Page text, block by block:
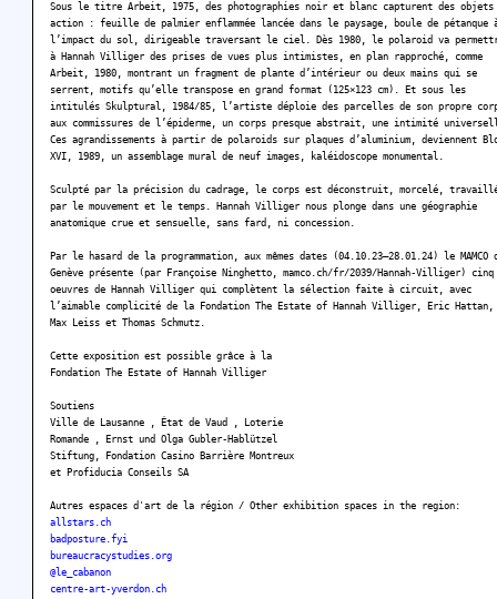
Sous le titre Arbeit, 1975, des photographies noir et blanc capturent des objets
action : feuille de palmier enflammée lancée dans le paysage, boule de pétanque
l’impact du sol, dirigeable traversant le ciel. Dès 1980, le polaroid va
à Hannah Villiger des prises de vues plus intimistes, en plan rapproché, comme
Arbeit, 1980, montrant un fragment de plante d’intérieur ou deux mains qui se
serrent, motifs qu’elle transpose en grand format (125×123 cm). Et sous les
intitulés Skulptural, 1984/85, l’artiste déploie des parcelles de son propre
aux commissures de l’épiderme, un corps presque abstrait, une intimité
Ces agrandissements à partir de polaroids sur plaques d’aluminium, deviennent
XVI, 1989, un assemblage mural de neuf images, kaléidoscope monumental.
Sculpté par la précision du cadrage, le corps est déconstruit, morcelé,
par le mouvement et le temps. Hannah Villiger nous plonge dans une géographie
anatomique crue et sensuelle, sans fard, ni concession.
Par le hasard de la programmation, aux mêmes dates (04.10.23–28.01.24) le MAMCO
Genève présente (par Françoise Ninghetto, mamco.ch/fr/2039/Hannah-Villiger) cinq
oeuvres de Hannah Villiger qui complètent la sélection faite à circuit, avec
l’aimable complicité de la Fondation The Estate of Hannah Villiger, Eric Hattan,
Max Leiss et Thomas Schmutz.
Cette exposition est possible grâce à la
Fondation The Estate of Hannah Villiger
Soutiens
Ville de Lausanne , État de Vaud , Loterie
Romande , Ernst und Olga Gubler-Hablützel
Stiftung, Fondation Casino Barrière Montreux
et Profiducia Conseils SA
Autres espaces d'art de la région / Other exhibition spaces in the region:
allstars.ch
badposture.fyi
bureaucracystudies.org
@le_cabanon
centre-art-yverdon.ch